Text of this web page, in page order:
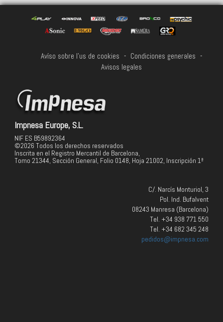
Avíso sobre l'us de cookies - Condiciones generales -
Avisos legales
Impnesa Europe, S.L.
NIF ES B59892364
©2026 Todos los derechos reservados
Inscrita en el Registro Mercantil de Barcelona,
Tomo 21344, Sección General, Folio 0148, Hoja 21002, Inscripción 1ª
C/. Narcís Monturiol, 3
Pol. Ind. Bufalvent
08243 Manresa (Barcelona)
Tel. +34 938 771 550
Tel. +34 682 345 248
pedidos@impnesa.com